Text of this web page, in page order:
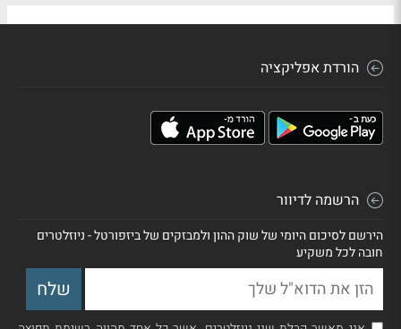
הורדת אפליקציה
הרשמה לדיוור
הירשם לסיכום היומי של שוק ההון ולמבזקים של ביזפורטל - ניוזלטרים
חובה לכל משקיע